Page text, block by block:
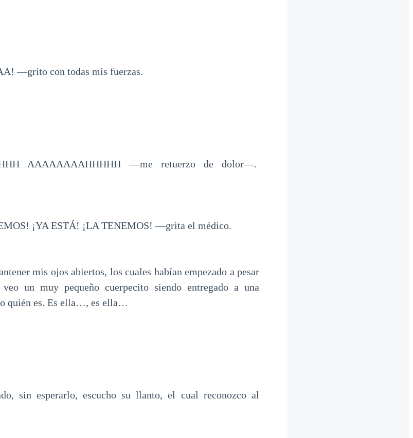
—grito con todas mis fuerzas.
AAAAAAAAHHHHH —me retuerzo de dolor—.
¡YA ESTÁ! ¡LA TENEMOS! —grita el médico.
mis ojos abiertos, los cuales habían empezado a pesar
un muy pequeño cuerpecito siendo entregado a una
quién es. Es ella…, es ella…
sin esperarlo, escucho su llanto, el cual reconozco al